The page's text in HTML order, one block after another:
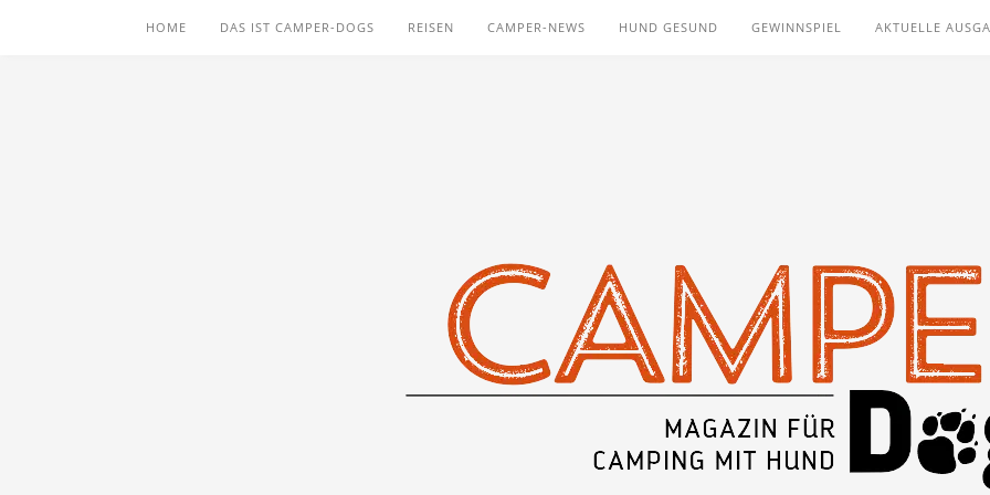
HOME DAS IST CAMPER-DOGS REISEN CAMPER-NEWS HUND GESUND GEWINNSPIEL AKTUELLE